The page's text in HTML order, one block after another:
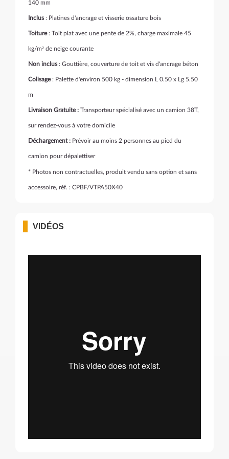
140 mm
Inclus: Platines d'ancrage et visserie ossature bois
Toiture: Toit plat avec une pente de 2%, charge maximale 45
kg/m2 de neige courante
Non inclus: Gouttière, couverture de toit et vis d'ancrage béton
Colisage: Palette d'environ 500 kg - dimension L 0.50 x Lg 5.50
m
Livraison Gratuite : Transporteur spécialisé avec un camion 38T,
sur rendez-vous à votre domicile
Déchargement : Prévoir au moins 2 personnes au pied du
camion pour dépalettiser
* Photos non contractuelles, produit vendu sans option et sans
accessoire, réf. : CPBF/VTPA50X40
VIDÉOS